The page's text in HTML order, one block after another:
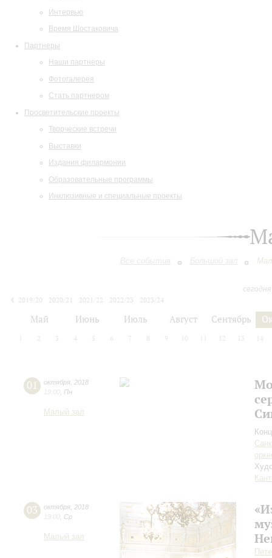
Интервью
Время Шостаковича
Партнеры
Наши партнеры
Фотогалерея
Стать партнером
Просветительские проекты
Творческие встречи
Выставки
Издания филармонии
Образовательные программы
Инклюзивные и специальные проекты
Все события Большой зал
2019/20
2020/21 2021/22 2022/23
2023/24
Май Июнь Июль Август Сентябрь
2 3 4 5 6 7 8 9 10 12 13 14
01 октября 2018
19:00 Пн
Малый зал
03 октября 2018
19:00 Ср
Малый зал